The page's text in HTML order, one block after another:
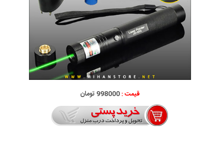
قیمت :998000 تومان